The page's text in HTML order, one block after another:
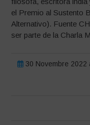
el Premio al Sustento
Alternativo). Fuente
ser parte de la Charla
30 Novembre 2022